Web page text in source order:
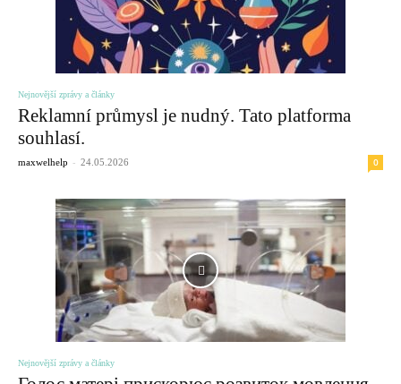
Nejnovější zprávy a články
Reklamní průmysl je nudný. Tato platforma
souhlasí.
maxwelhelp - 24.05.2026 0
Nejnovější zprávy a články